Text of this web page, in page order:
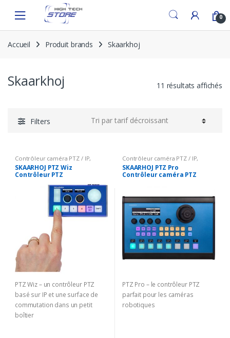
navigation
content
0
Accueil Produit brands Skaarkhoj
Skaarkhoj 11 résultats affichés
Filters
Contrôleur caméra PTZ / IP,
Solutions Broadcast
SKAARHOJ PTZ Wiz
Contrôleur PTZ
PTZ Wiz – un contrôleur PTZ
basé sur IP et une surface de
commutation dans un petit
boîtier
Contrôleur caméra PTZ / IP,
Solutions Broadcast
SKAARHOJ PTZ Pro
Contrôleur caméra PTZ
PTZ Pro – le contrôleur PTZ
parfait pour les caméras
robotiques